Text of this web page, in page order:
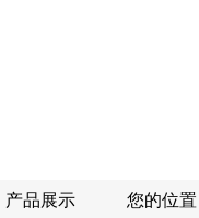
产品展示 您的位